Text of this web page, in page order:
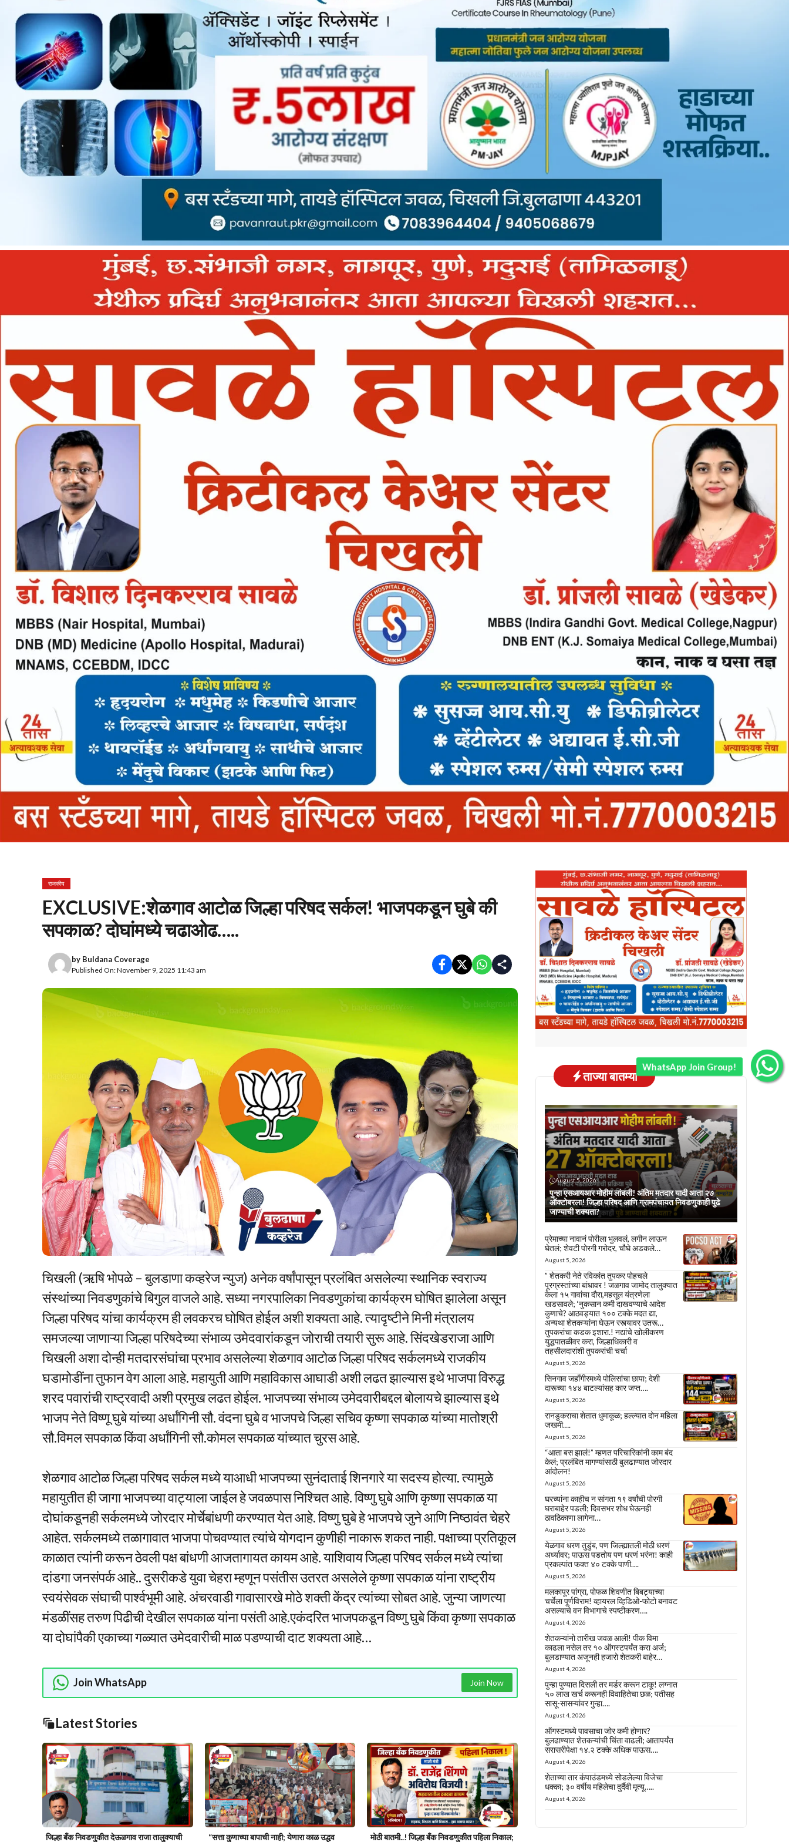
राजकीय
EXCLUSIVE:शेळगाव आटोळ जिल्हा परिषद सर्कल! भाजपकडून घुबे की
सपकाळ? दोघांमध्ये चढाओढ…..
by Buldana Coverage
Published On: November 9, 2025 11:43 am
चिखली (ऋषि भोपळे – बुलडाणा कव्हरेज न्युज) अनेक वर्षांपासून प्रलंबित असलेल्या स्थानिक स्वराज्य
संस्थांच्या निवडणुकांचे बिगुल वाजले आहे. सध्या नगरपालिका निवडणुकांचा कार्यक्रम घोषित झालेला असून
जिल्हा परिषद यांचा कार्यक्रम ही लवकरच घोषित होईल अशी शक्यता आहे. त्यादृष्टीने मिनी मंत्रालय
समजल्या जाणाऱ्या जिल्हा परिषदेच्या संभाव्य उमेदवारांकडून जोराची तयारी सुरू आहे. सिंदखेडराजा आणि
चिखली अशा दोन्ही मतदारसंघांचा प्रभाव असलेल्या शेळगाव आटोळ जिल्हा परिषद सर्कलमध्ये राजकीय
घडामोडींना तुफान वेग आला आहे. महायुती आणि महाविकास आघाडी अशी लढत झाल्यास इथे भाजपा विरुद्ध
शरद पवारांची राष्ट्रवादी अशी प्रमुख लढत होईल. भाजपच्या संभाव्य उमेदवारीबद्दल बोलायचे झाल्यास इथे
भाजप नेते विष्णू घुबे यांच्या अर्धांगिनी सौ. वंदना घुबे व भाजपचे जिल्हा सचिव कृष्णा सपकाळ यांच्या मातोश्री
सौ.विमल सपकाळ किंवा अर्धांगिनी सौ.कोमल सपकाळ यांच्यात चुरस आहे.
शेळगाव आटोळ जिल्हा परिषद सर्कल मध्ये याआधी भाजपच्या सुनंदाताई शिनगारे या सदस्य होत्या. त्यामुळे
महायुतीत ही जागा भाजपच्या वाट्याला जाईल हे जवळपास निश्चित आहे. विष्णु घुबे आणि कृष्णा सपकाळ या
दोघांकडूनही सर्कलमध्ये जोरदार मोर्चेबांधणी करण्यात येत आहे. विष्णु घुबे हे भाजपचे जुने आणि निष्ठावंत चेहरे
आहेत. सर्कलमध्ये तळागावात भाजपा पोचवण्यात त्यांचे योगदान कुणीही नाकारू शकत नाही. पक्षाच्या प्रतिकूल
काळात त्यांनी करून ठेवली पक्ष बांधणी आजतागायत कायम आहे. याशिवाय जिल्हा परिषद सर्कल मध्ये त्यांचा
दांडगा जनसंपर्क आहे.. दुसरीकडे युवा चेहरा म्हणून पसंतीस उतरत असलेले कृष्णा सपकाळ यांना राष्ट्रीय
स्वयंसेवक संघाची पार्श्वभूमी आहे. अंचरवाडी गावासारखे मोठे शक्ती केंद्र त्यांच्या सोबत आहे. जुन्या जाणत्या
मंडळींसह तरुण पिढीची देखील सपकाळ यांना पसंती आहे.एकंदरित भाजपकडून विष्णु घुबे किंवा कृष्णा सपकाळ
या दोघांपैकी एकाच्या गळ्यात उमेदवारीची माळ पडण्याची दाट शक्यता आहे…
Join WhatsApp Join Now
Latest Stories
जिल्हा बँक निवडणुकीत देऊळगाव राजा तालुक्याची “सत्ता कुणाच्या बापाची नाही; येणारा काळ उद्धव मोठी बातमी..! जिल्हा बँक निवडणुकीत पहिला निकाल;
ताज्या बातम्या
August 5, 2026
पुन्हा एसआयआर मोहीम लांबली! अंतिम मतदार यादी आता २७
ऑक्टोबरला! जिल्हा परिषद आणि ग्रामपंचायत निवडणुकाही पुढे
जाण्याची शक्यता?
प्रेमाच्या नावानं पोरीला भुलवलं, लगीन लाऊन
घेतलं; शेवटी पोरगी गरोदर, चौघे अडकले…
August 5, 2026
” शेतकरी नेते रविकांत तुपकर पोहचले
पूरग्रस्तांच्या बांधावर ! जळगाव जामोद तालुक्यात
केला १५ गावांचा दौरा,महसूल यंत्रणेला
खडसावले; ‘नुकसान कमी दाखवण्याचे आदेश
कुणाचे? आठवड्यात १०० टक्के मदत द्या,
अन्यथा शेतकऱ्यांना घेऊन रस्त्यावर उतरू…
तुपकरांचा कडक इशारा.! नद्यांचे खोलीकरण
युद्धपातळीवर करा, जिल्हाधिकारी व
तहसीलदारांशी तुपकरांची चर्चा
August 5, 2026
सिनगाव जहाँगीरमध्ये पोलिसांचा छापा; देशी
दारूच्या १४४ बाटल्यांसह कार जप्त….
August 5, 2026
रानडुकराचा शेतात धुमाकूळ; हल्ल्यात दोन महिला
जखमी….
August 5, 2026
“आता बस झालं!” म्हणत परिचारिकांनी काम बंद
केलं; प्रलंबित मागण्यांसाठी बुलढाण्यात जोरदार
आंदोलन!
August 5, 2026
घरच्यांना काहीच न सांगता १९ वर्षांची पोरगी
घराबाहेर पडली; दिवसभर शोध घेऊनही
ठावठिकाणा लागेना…
August 5, 2026
येळगाव धरण तुडुंब, पण जिल्ह्यातली मोठी धरणं
अर्ध्यावर; पाऊस पडतोय पण धरणं भरंना! काही
प्रकल्पांत फक्त ४० टक्के पाणी….
August 5, 2026
मलकापूर पांग्रा, पोफळ शिवणीत बिबट्याच्या
चर्चेला पूर्णविराम! व्हायरल व्हिडिओ-फोटो बनावट
असल्याचे वन विभागाचे स्पष्टीकरण….
August 4, 2026
शेतकऱ्यांनो तारीख जवळ आली! पीक विमा
काढला नसेल तर १० ऑगस्टपर्यंत करा अर्ज;
बुलडाण्यात अजूनही हजारो शेतकरी बाहेर…
August 4, 2026
पुन्हा पुण्यात दिसली तर मर्डर करून टाकू! लग्नात
५० लाख खर्च करूनही विवाहितेचा छळ; पतीसह
सासू-सासऱ्यांवर गुन्हा….
August 4, 2026
ऑगस्टमध्ये पावसाचा जोर कमी होणार?
बुलढाण्यात शेतकऱ्यांची चिंता वाढली; आतापर्यंत
सरासरीपेक्षा १४.२ टक्के अधिक पाऊस….
August 4, 2026
शेताच्या तार कंपाउंडमध्ये सोडलेल्या विजेचा
धक्का; ३० वर्षीय महिलेचा दुर्दैवी मृत्यू…..
August 4, 2026
WhatsApp Join Group!